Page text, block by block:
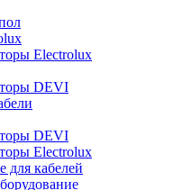
Electrolux
DEVI
DEVI
Electrolux
для кабелей